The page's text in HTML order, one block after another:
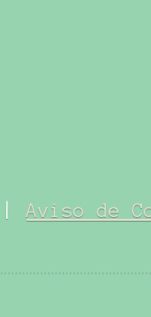
|Aviso de